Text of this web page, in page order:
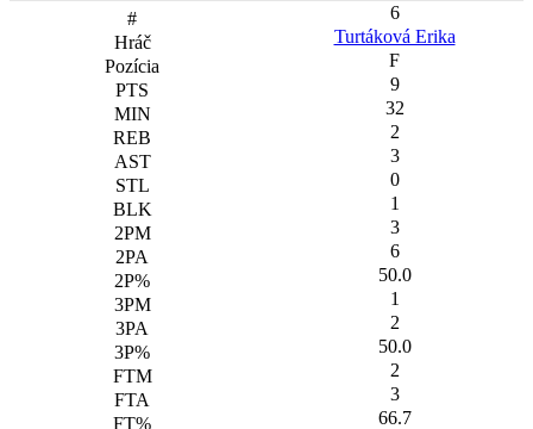
6
Turtáková Erika
F
9
32
2
3
0
1
3
6
50.0
1
2
50.0
2
3
66.7